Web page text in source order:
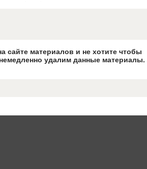
сайте материалов и не хотите чтобы
удалим данные материалы.